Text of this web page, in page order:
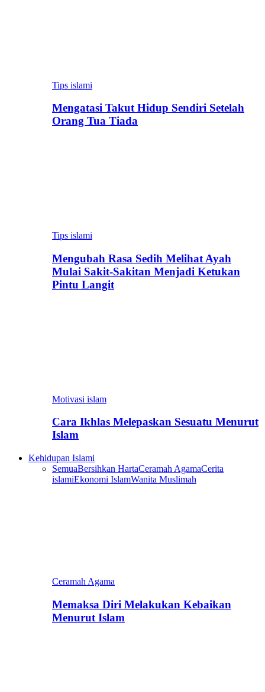
Tips islami
Mengatasi Takut Hidup Sendiri Setelah
Orang Tua Tiada
Tips islami
Mengubah Rasa Sedih Melihat Ayah
Mulai Sakit-Sakitan Menjadi Ketukan
Pintu Langit
Motivasi islam
Cara Ikhlas Melepaskan Sesuatu Menurut
Islam
Kehidupan Islami
SemuaBersihkan HartaCeramah AgamaCerita
islamiEkonomi IslamWanita Muslimah
Ceramah Agama
Memaksa Diri Melakukan Kebaikan
Menurut Islam